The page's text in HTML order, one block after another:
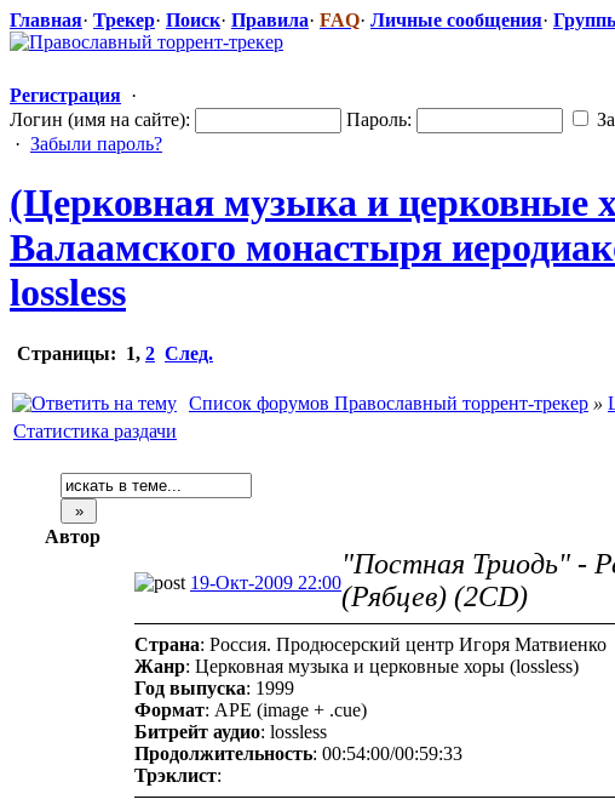
Главная· Трекер· Поиск· Правила· FAQ· Личные сообщения·
Регистрация ·
Логин (имя на сайте):
Пароль:
· Забыли пароль?
(Церковная музыка и церковные
Валаамского монастыря
lossless
Страницы: 1, 2 След.
Список форумов Православный торрент-трекер »
Статистика раздачи
Автор
19-Окт-2009 22:00
"Постная Триодь" -
(Рябцев) (2CD)
Страна: Россия. Продюсерский центр Игоря Матвиенко
Жанр: Церковная музыка и церковные хоры (lossless)
Год выпуска: 1999
Формат: APE (image + .cue)
Битрейт аудио: lossless
Продолжительность: 00:54:00/00:59:33
Трэклист: